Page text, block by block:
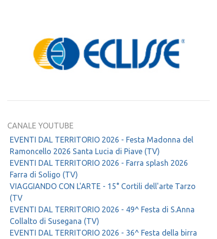
CANALE YOUTUBE
EVENTI DAL TERRITORIO 2026 - Festa Madonna del
Ramoncello 2026 Santa Lucia di Piave (TV)
EVENTI DAL TERRITORIO 2026 - Farra splash 2026
Farra di Soligo (TV)
VIAGGIANDO CON L'ARTE - 15° Cortili dell'arte Tarzo
(TV
EVENTI DAL TERRITORIO 2026 - 49^ Festa di S.Anna
Collalto di Susegana (TV)
EVENTI DAL TERRITORIO 2026 - 36^ Festa della birra